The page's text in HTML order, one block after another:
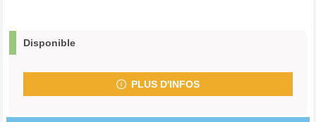
Disponible
PLUS D'INFOS